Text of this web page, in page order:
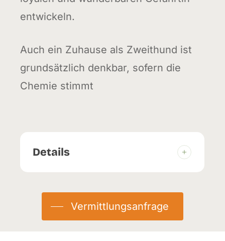
entwickeln.
Auch ein Zuhause als Zweithund ist
grundsätzlich denkbar, sofern die
Chemie stimmt
Details
Herkunft: Abgabe
Eingetroffen:09.04.2026
Vermittlungsanfrage